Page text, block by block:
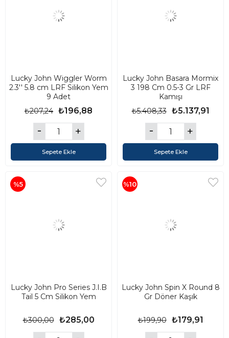
Lucky John Wiggler Worm
2.3'' 5.8 cm LRF Silikon Yem
9 Adet
₺196,88
₺207,24
Sepete Ekle
Lucky John Basara Mormix
3 198 Cm 0.5-3 Gr LRF
Kamışı
₺5.137,91
₺5.408,33
Sepete Ekle
Lucky John Pro Series J.I.B
Tail 5 Cm Silikon Yem
₺285,00
₺300,00
%5
Lucky John Spin X Round 8
Gr Döner Kaşık
₺179,91
₺199,90
%10